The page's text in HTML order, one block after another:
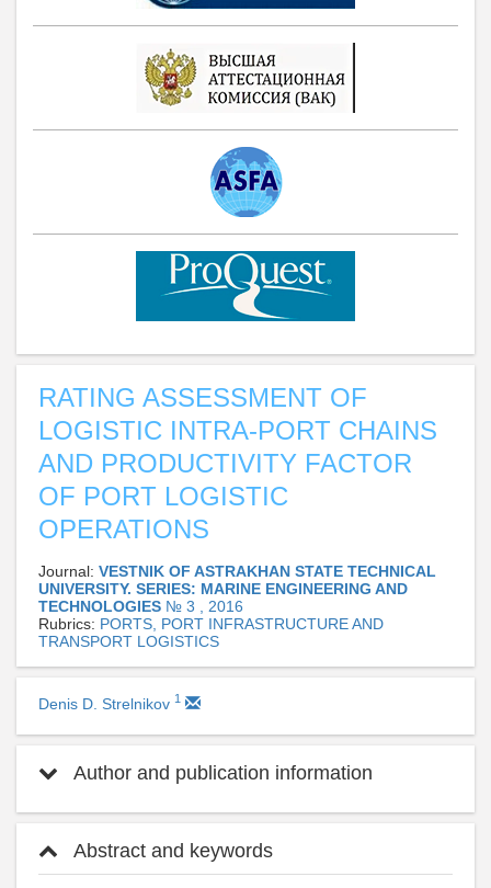
RATING ASSESSMENT OF
LOGISTIC INTRA-PORT CHAINS
AND PRODUCTIVITY FACTOR
OF PORT LOGISTIC
OPERATIONS
Journal: VESTNIK OF ASTRAKHAN STATE TECHNICAL
UNIVERSITY. SERIES: MARINE ENGINEERING AND
TECHNOLOGIES № 3 , 2016
Rubrics: PORTS, PORT INFRASTRUCTURE AND
TRANSPORT LOGISTICS
Denis D. Strelnikov 1
Author and publication information
Abstract and keywords